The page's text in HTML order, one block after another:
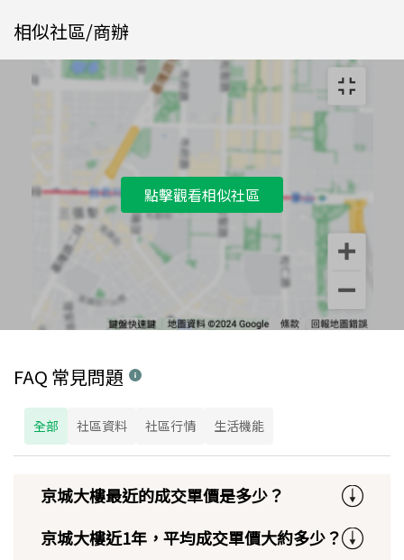
相似社區/商辦
點擊觀看相似社區
FAQ 常見問題
全部 社區資料 社區行情 生活機能
京城大樓最近的成交單價是多少？
京城大樓近1年，平均成交單價大約多少？